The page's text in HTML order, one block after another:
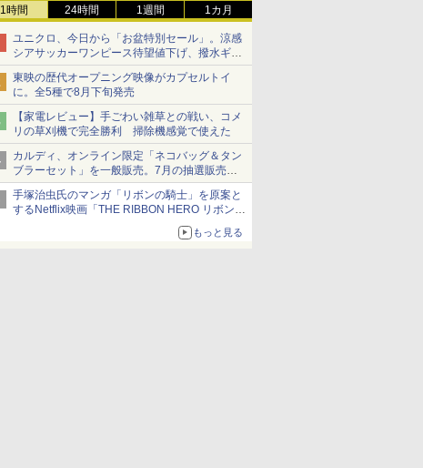
1時間 24時間 1週間 1カ月
ユニクロ、今日から「お盆特別セール」。涼感
シアサッカーワンピース待望値下げ、撥水ギア
ショーツは1990円に
東映の歴代オープニング映像がカプセルトイ
に。全5種で8月下旬発売
【家電レビュー】手ごわい雑草との戦い、コメ
リの草刈機で完全勝利 掃除機感覚で使えた
カルディ、オンライン限定「ネコバッグ＆タン
ブラーセット」を一般販売。7月の抽選販売の
当選無効分
手塚治虫氏のマンガ「リボンの騎士」を原案と
するNetflix映画「THE RIBBON HERO リボンヒ
もっと見る